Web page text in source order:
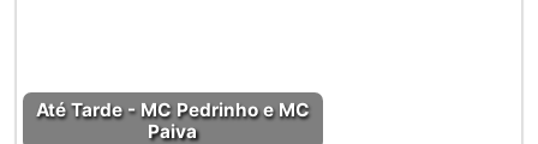
Até Tarde - MC Pedrinho e MC
Paiva